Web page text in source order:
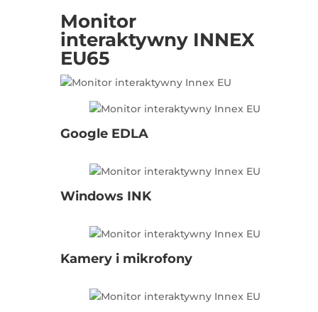
Monitor
interaktywny INNEX
EU65
Google EDLA
Windows INK
Kamery i mikrofony